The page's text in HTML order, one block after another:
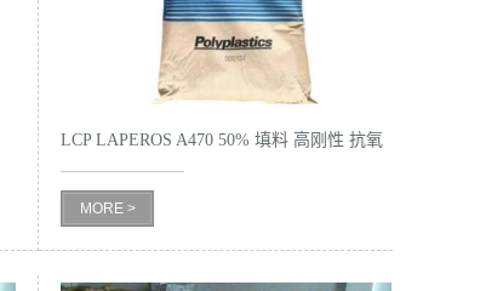
LCP LAPEROS A470 50% 填料 高刚性 抗氧
化 液晶高分子
MORE >